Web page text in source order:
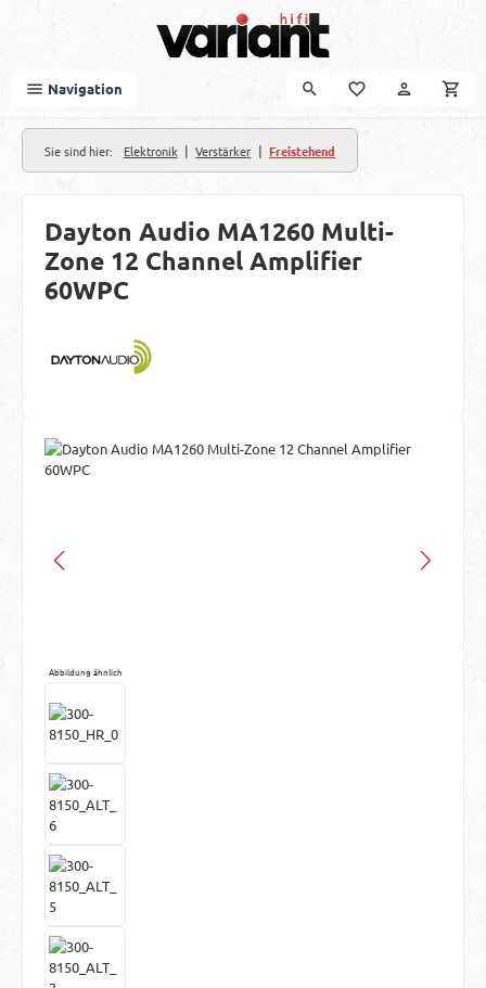
Navigation
Sie sind hier: Elektronik | Verstärker | Freistehend
Dayton Audio MA1260 Multi-
Zone 12 Channel Amplifier
60WPC
Bildergalerie überspringen
Abbildung ähnlich